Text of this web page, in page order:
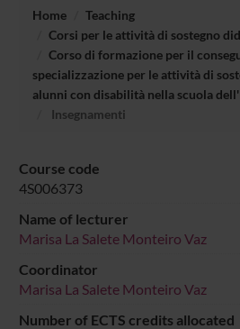
Home
Teaching
Corsi per le attività di sostegno
Corso di formazione per il
specializzazione per le attività di
alunni con disabilità nella scuola
Insegnamenti
Course code
4S006373
Name of lecturer
Marisa La Salete Monteiro Vaz
Coordinator
Marisa La Salete Monteiro Vaz
Number of ECTS credits allocated